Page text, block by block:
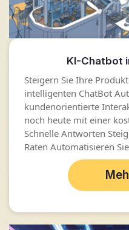
KI-Chatbot
Steigern Sie Ihre
intelligenten ChatBot
kundenorientierte
noch heute mit einer
Schnelle Antworten
Raten Automatisieren